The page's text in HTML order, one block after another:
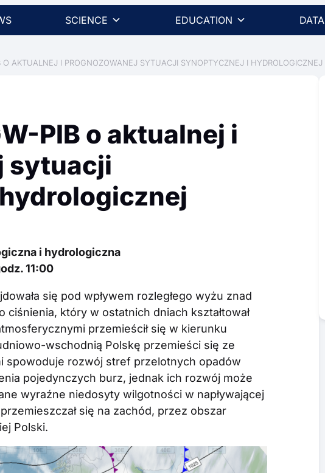
SCIENCE EDUCATION DATA
AKTUALNEJ I PROGNOZOWANEJ SYTUACJI SYNOPTYCZNEJ I HYDROLOGICZNEJ
PIB o aktualnej i
sytuacji
i hydrologiczna
11:00
się pod wpływem rozległego wyżu znad
ciśnienia, który w ostatnich dniach kształtował
przemieścił się w kierunku
wschodnią Polskę przemieści się ze
spowoduje rozwój stref przelotnych opadów
pojedynczych burz, jednak ich rozwój może
wyraźne niedosyty wilgotności w napływającej
się na zachód, przez obszar
Polski.